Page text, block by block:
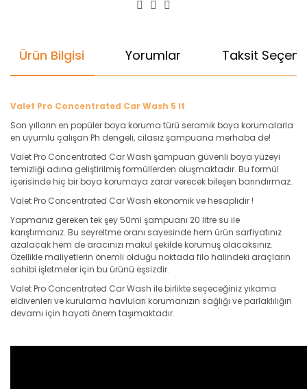
Ürün Bilgisi Yorumlar Taksit
Valet Pro Concentrated Car Wash 5 lt
Son yılların en popüler boya koruma türü seramik boya korumalarla
en uyumlu çalışan Ph dengeli, cilasız şampuana merhaba de!
Valet Pro Concentrated Car Wash şampuan güvenli boya yüzeyi
temizliği adına geliştirilmiş formüllerden oluşmaktadır. Bu formül
içerisinde hiç bir boya korumaya zarar verecek bileşen barındırmaz.
Valet Pro Concentrated Car Wash ekonomik ve hesaplıdır !
Yapmanız gereken tek şey 50ml şampuanı 20 litre su ile
karıştırmanız. Bu seyreltme oranı sayesinde hem ürün sarfiyatınız
azalacak hem de aracınızı makul şekilde korumuş olacaksınız.
Özellikle maliyetlerin önemli olduğu noktada filo halindeki araçların
sahibi işletmeler için bu ürünü eşsizdir.
Valet Pro Concentrated Car Wash ile birlikte seçeceğiniz yıkama
eldivenleri ve kurulama havluları korumanızın sağlığı ve parlaklılığın
devamı için hayati önem taşımaktadır.